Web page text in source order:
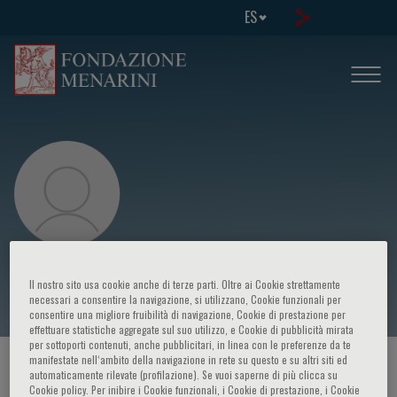
ES
Maurizio Galieni
HOME PAGE / CURSOS Y EVENTOS / ORADOR
Il nostro sito usa cookie anche di terze parti. Oltre ai Cookie strettamente
necessari a consentire la navigazione, si utilizzano, Cookie funzionali per
consentire una migliore fruibilità di navigazione, Cookie di prestazione per
effettuare statistiche aggregate sul suo utilizzo, e Cookie di pubblicità mirata
per sottoporti contenuti, anche pubblicitari, in linea con le preferenze da te
manifestate nell‘ambito della navigazione in rete su questo e su altri siti ed
automaticamente rilevate (profilazione). Se vuoi saperne di più clicca su
Cookie policy. Per inibire i Cookie funzionali, i Cookie di prestazione, i Cookie